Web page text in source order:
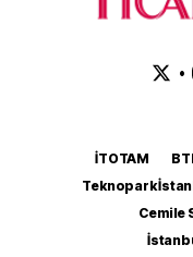
•
İTOTAM
Teknopark
Cemile